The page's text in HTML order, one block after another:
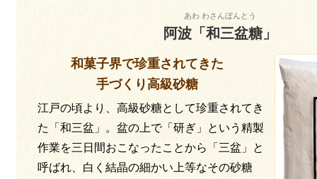
あわ わさんぼんとう
阿波「和三盆糖」
和菓子界で珍重されてきた
手づくり高級砂糖
江戸の頃より、高級砂糖として珍重されてき
た「和三盆」。盆の上で「研ぎ」という精製
作業を三日間おこなったことから「三盆」と
呼ばれ、白く結晶の細かい上等なその砂糖